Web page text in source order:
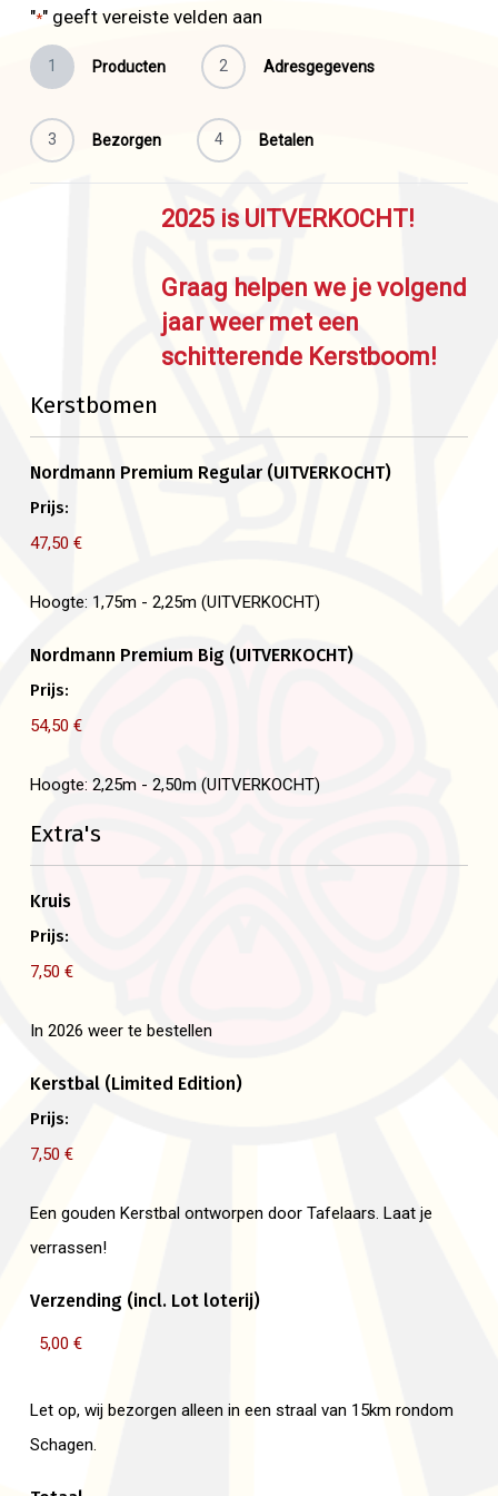
Skip
main
content
"*" geeft vereiste velden aan
1 Producten 2 Adresgegevens
3 Bezorgen 4 Betalen
2025 is UITVERKOCHT!
Graag helpen we je volgend
jaar weer met een
schitterende Kerstboom!
Kerstbomen
Nordmann Premium Regular (UITVERKOCHT)
Prijs:
Hoogte: 1,75m - 2,25m (UITVERKOCHT)
Nordmann Premium Big (UITVERKOCHT)
Prijs:
Hoogte: 2,25m - 2,50m (UITVERKOCHT)
Extra's
Kruis
Prijs:
In 2026 weer te bestellen
Kerstbal (Limited Edition)
Prijs:
Een gouden Kerstbal ontworpen door Tafelaars. Laat je
verrassen!
Verzending (incl. Lot loterij)
Let op, wij bezorgen alleen in een straal van 15km rondom
Schagen.